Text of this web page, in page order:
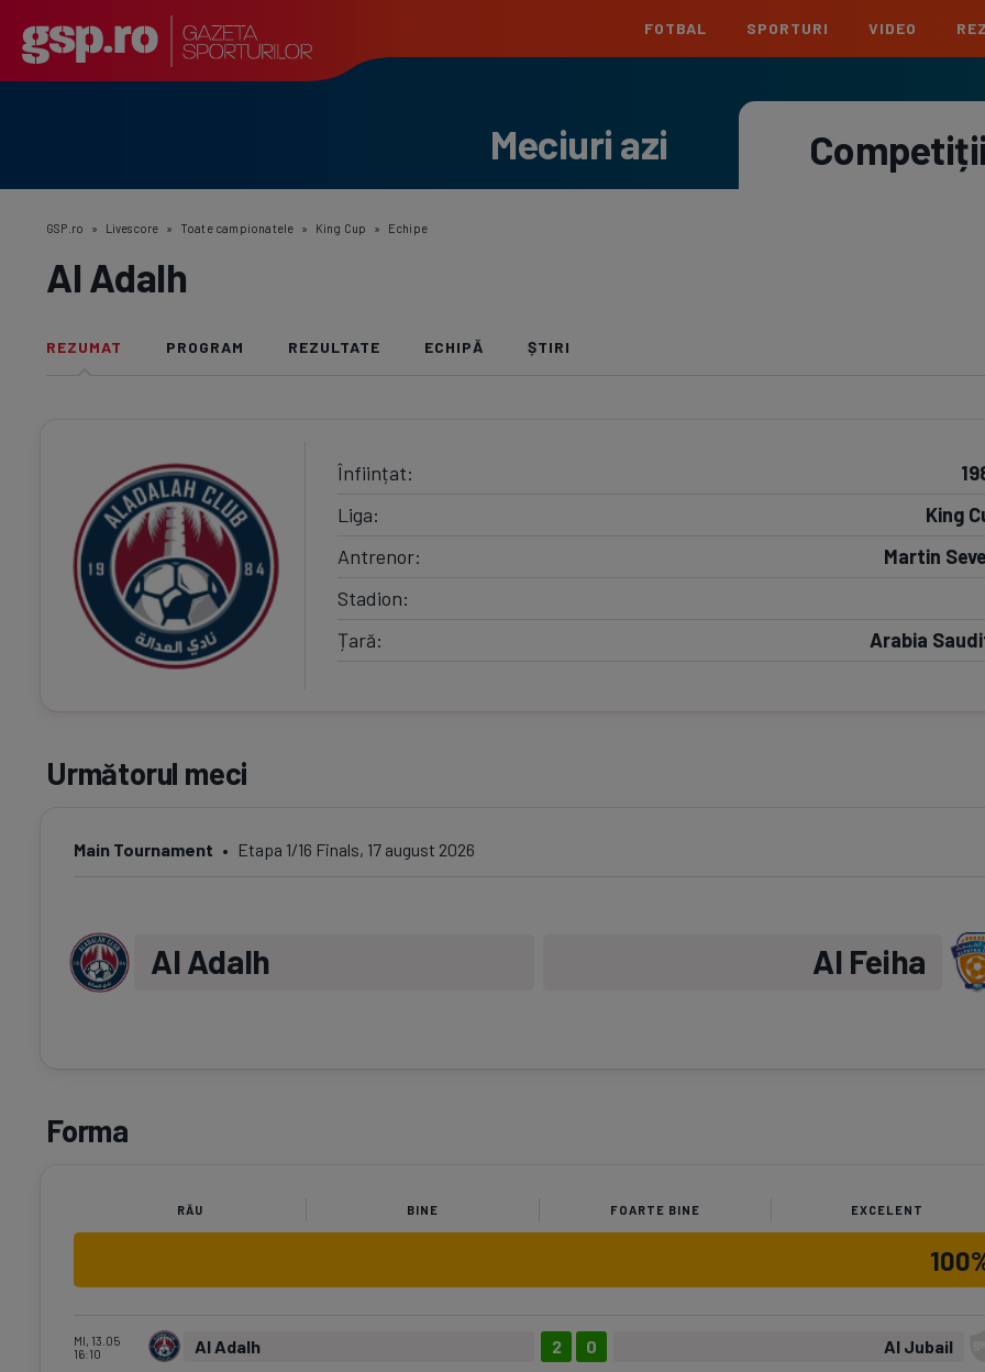
FOTBAL
Clasament
Liga 2
Echipe
Echipe
SPORTURI VIDEO
Meciuri azi
GSP.ro » Livescore » Toate campionatele » King Cup » Echipe
Al Adalh
REZUMAT PROGRAM REZULTATE ECHIPĂ ȘTIRI
Înființat
Liga
King
Antrenor
Martin
Stadion
Țară
Arabia
Următorul meci
Main Tournament Etapa 1/16 Finals, 17 august 2026
Al Adalh Al Feiha
Forma
RĂU BINE FOARTE BINE EXCELENT
MI, 13.05
16:10
Al Adalh 2 Al Jubail
0